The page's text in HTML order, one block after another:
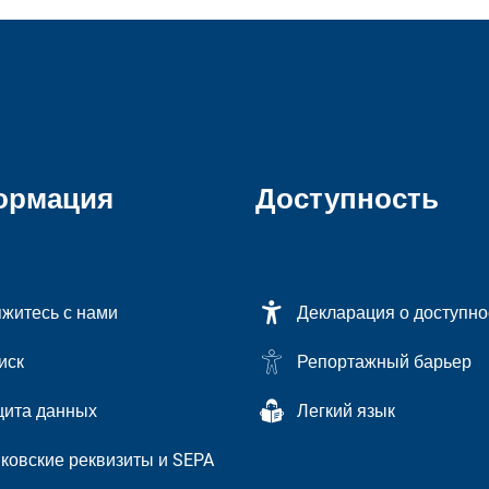
с нами
данных
реквизиты и SEPA
Доступность
Декларация о
Репортажный барьер
Легкий язык